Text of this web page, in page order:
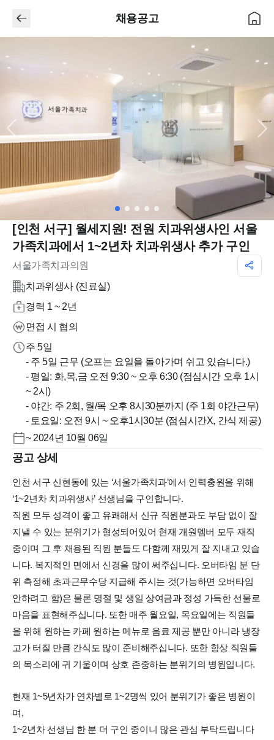
채용공고
[인천 서구] 월세지원! 전원 치과위생사인 서울
가족치과에서 1~2년차 치과위생사 추가 구인
서울가족치과의원
치과위생사 (진료실)
경력 1 ~ 2년
면접 시 협의
주 5일
- 주 5일 근무 (오프는 요일을 돌아가며 쉬고 있습니다.)
- 평일: 화,목,금 오전 9:30 ~ 오후 6:30 (점심시간 오후 1시
~ 2시)
- 야간: 주 2회, 월/목 오후 8시30분까지 (주 1회 야간근무)
- 토요일: 오전 9시 ~ 오후1시30분 (점심시간X, 간식 제공)
~ 2024년 10월 06일
공고 상세
인천 서구 신현동에 있는 ‘서울가족치과’에서 인력충원을 위해
‘1~2년차 치과위생사’ 선생님을 구인합니다.
직원 모두 성격이 좋고 유쾌해서 신규 직원분과도 부담 없이 잘
지낼 수 있는 분위기가 형성되어있어 현재 개원멤버 모두 재직
중이며 그 후 채용된 직원 분들도 다함께 재밌게 잘 지내고 있습
니다. 복지적인 면에서 신경을 많이 써주십니다. 오버타임 분 단
위 측정해 초과근무수당 지급해 주시는 것(가능하면 오버타임
안하려고 함)은 물론 명절 및 생일 상여금과 정성 가득한 선물로
마음을 표현해주십니다. 또한 매주 월요일, 목요일에는 직원들
을 위해 원하는 카페 원하는 메뉴로 음료 제공 뿐만 아니라 냉장
고가 터질 만큼 간식도 많이 준비해주십니다. 또한 항상 직원들
의 목소리에 귀 기울이며 상호 존중하는 분위기의 병원입니다.
현재 1~5년차가 연차별로 1~2명씩 있어 분위기가 좋은 병원이
며,
1~2년차 선생님 한 분 더 구인 중이니 많은 관심 부탁드립니다